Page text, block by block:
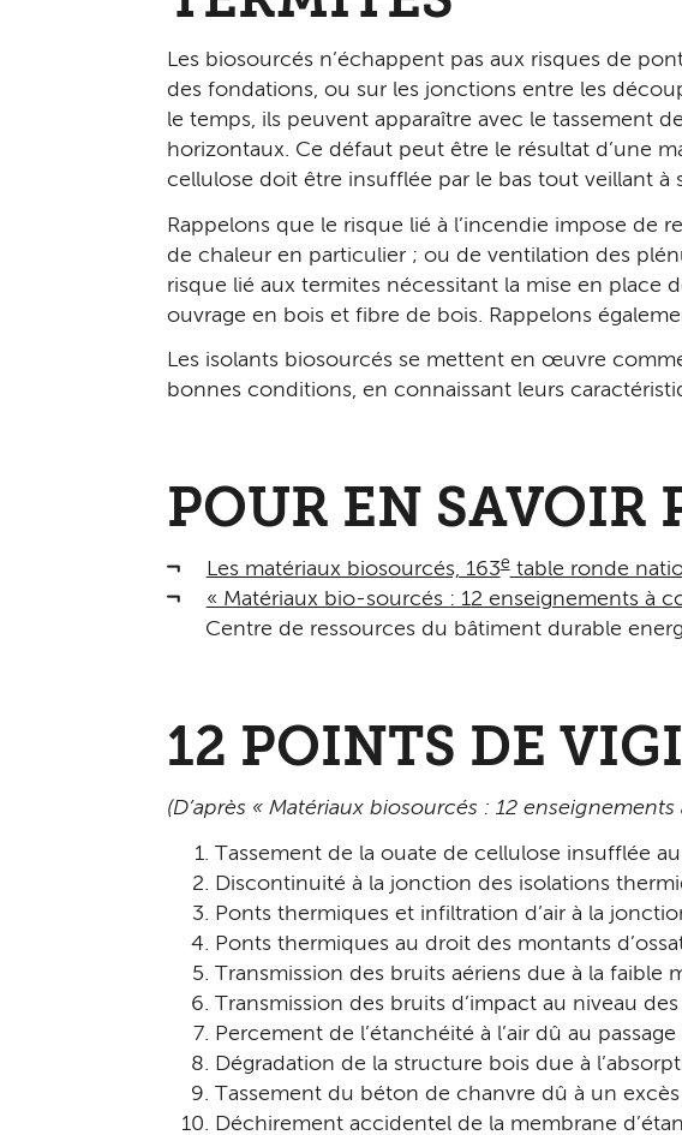
Les biosourcés n’échappent pas aux risques de
des fondations, ou sur les jonctions entre les
le temps, ils peuvent apparaître avec le tassement
horizontaux. Ce défaut peut être le résultat d’une
cellulose doit être insufflée par le bas tout veillant à
Rappelons que le risque lié à l’incendie impose
de chaleur en particulier ; ou de ventilation des
risque lié aux termites nécessitant la mise en place
ouvrage en bois et fibre de bois. Rappelons
Les isolants biosourcés se mettent en œuvre
bonnes conditions, en connaissant leurs
POUR EN SAVOIR
Les matériaux biosourcés, 163etable ronde
« Matériaux bio-sourcés : 12 enseignements à
Centre de ressources du bâtiment durable
12 POINTS DE
(D’après « Matériaux biosourcés : 12
Tassement de la ouate de cellulose insufflée
Discontinuité à la jonction des isolations
Ponts thermiques et infiltration d’air à la
Ponts thermiques au droit des montants
Transmission des bruits aériens due à la faible
Transmission des bruits d’impact au niveau
Percement de l’étanchéité à l’air dû au
Dégradation de la structure bois due à
Tassement du béton de chanvre dû à un excès
Déchirement accidentel de la membrane